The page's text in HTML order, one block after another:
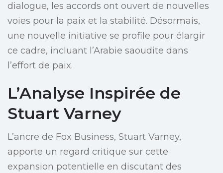
dialogue, les accords ont ouvert de nouvelles
voies pour la paix et la stabilité. Désormais,
une nouvelle initiative se profile pour élargir
ce cadre, incluant l’Arabie saoudite dans
l’effort de paix.
L’Analyse Inspirée de
Stuart Varney
L’ancre de Fox Business, Stuart Varney,
apporte un regard critique sur cette
expansion potentielle en discutant des